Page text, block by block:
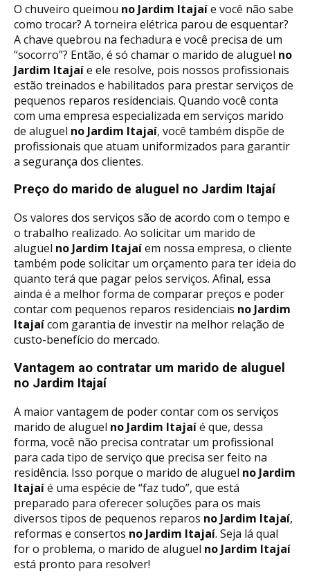
O chuveiro queimou no Jardim Itajaíe você não sabe
como trocar? A torneira elétrica parou de esquentar?
A chave quebrou na fechadura e você precisa de um
“socorro”? Então, é só chamar o marido de aluguel no
Jardim Itajaíe ele resolve, pois nossos profissionais
estão treinados e habilitados para prestar serviços de
pequenos reparos residenciais. Quando você conta
com uma empresa especializada em serviços marido
de aluguel no Jardim Itajaí, você também dispõe de
profissionais que atuam uniformizados para garantir
a segurança dos clientes.
Preço do marido de aluguel no Jardim Itajaí
Os valores dos serviços são de acordo com o tempo e
o trabalho realizado. Ao solicitar um marido de
aluguel no Jardim Itajaíem nossa empresa, o cliente
também pode solicitar um orçamento para ter ideia do
quanto terá que pagar pelos serviços. Afinal, essa
ainda é a melhor forma de comparar preços e poder
contar com pequenos reparos residenciais no Jardim
Itajaícom garantia de investir na melhor relação de
custo-benefício do mercado.
Vantagem ao contratar um marido de aluguel
no Jardim Itajaí
A maior vantagem de poder contar com os serviços
marido de aluguel no Jardim Itajaíé que, dessa
forma, você não precisa contratar um profissional
para cada tipo de serviço que precisa ser feito na
residência. Isso porque o marido de aluguel no Jardim
Itajaíé uma espécie de “faz tudo”, que está
preparado para oferecer soluções para os mais
diversos tipos de pequenos reparos no Jardim Itajaí,
reformas e consertos no Jardim Itajaí. Seja lá qual
for o problema, o marido de aluguel no Jardim Itajaí
está pronto para resolver!